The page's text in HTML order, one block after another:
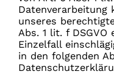
Datenverarbeitung
unseres
Abs. 1 lit. f
Einzelfall
in den folgenden